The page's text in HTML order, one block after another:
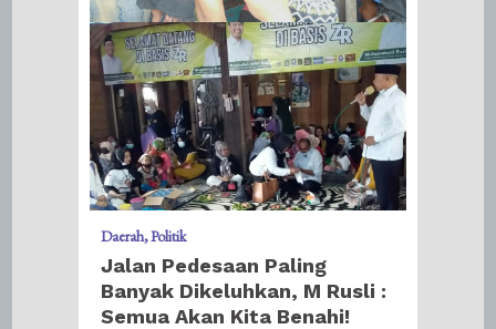
Daerah Politik
Jalan Pedesaan Paling
Banyak Dikeluhkan, M Rusli :
Semua Akan Kita Benahi!